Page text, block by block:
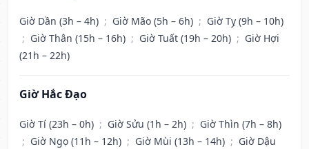
Giờ Dần (3h – 4h) ; Giờ Mão (5h – 6h) ; Giờ Tỵ (9h – 10h)
; Giờ Thân (15h – 16h) ; Giờ Tuất (19h – 20h) ; Giờ Hợi
(21h – 22h)
Giờ Hắc Đạo
Giờ Tí (23h – 0h) ; Giờ Sửu (1h – 2h) ; Giờ Thìn (7h – 8h)
; Giờ Ngọ (11h – 12h) ; Giờ Mùi (13h – 14h) ; Giờ Dậu